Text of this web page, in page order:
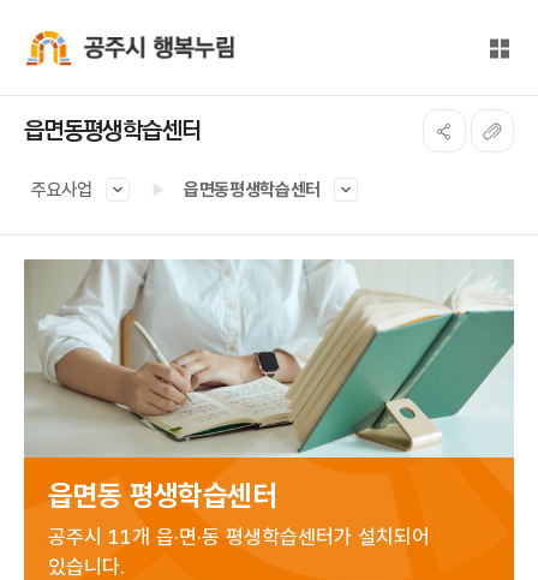
전체
읍면동평생학습센터
주요사업 읍면동평생학습센터
읍면동 평생학습센터
공주시 11개 읍·면·동 평생학습센터가 설치되어
있습니다.